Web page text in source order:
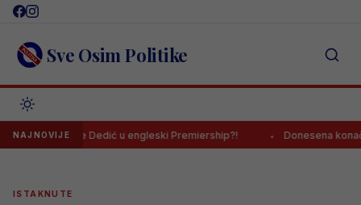
Skip
content Sve Osim Politike
NAJNOVIJE
da će Dedić u engleski Premiership?! Donesena konačna
ISTAKNUTE